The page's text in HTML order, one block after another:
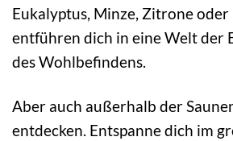
Eukalyptus, Minze, Zitrone oder
entführen dich in eine Welt der
des Wohlbefindens.
Aber auch außerhalb der
entdecken. Entspanne dich im